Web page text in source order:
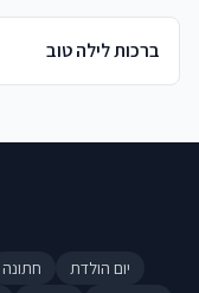
ברכות לילה טוב
יום הולדת חתונה